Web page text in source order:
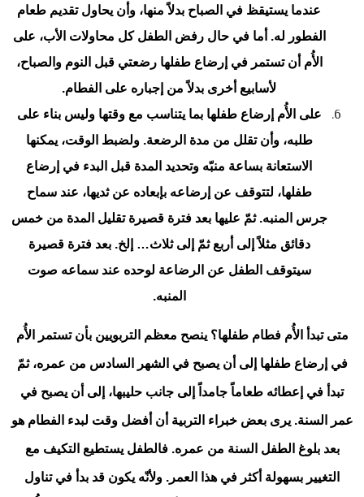
عندما يستيقظ في الصباح بدلاً منها، وأن يحاول تقديم طعام
الفطور له. أما في حال رفض الطفل كل محاولات الأب، على
الأُم أن تستمر في إرضاع طفلها رضعتي قبل النوم والصباح،
لأسابيع أخرى بدلاً من إجباره على الفطام.
على الأُم إرضاع طفلها بما يتناسب مع وقتها وليس بناء على
طلبه، وأن تقلل من مدة الرضعة. ولضبط الوقت، يمكنها
الاستعانة بساعة منبّه وتحديد المدة قبل البدء في إرضاع
طفلها، لتتوقف عن إرضاعه بإبعاده عن ثديها، عند سماح
جرس المنبه. ثمّ عليها بعد فترة قصيرة تقليل المدة من خمس
دقائق مثلاً إلى أربع ثمّ إلى ثلاث… إلخ. بعد فترة قصيرة
سيتوقف الطفل عن الرضاعة لوحده عند سماعه صوت
المنبه.
متى تبدأ الأُم فطام طفلها؟ ينصح معظم التربويين بأن تستمر الأُم
في إرضاع طفلها إلى أن يصبح في الشهر السادس من عمره، ثمّ
تبدأ في إعطائه طعاماً جامداً إلى جانب حليبها، إلى أن يصبح في
عمر السنة. يرى بعض خبراء التربية أن أفضل وقت لبدء الفطام هو
بعد بلوغ الطفل السنة من عمره. فالطفل يستطيع التكيف مع
التغيير بسهولة أكثر في هذا العمر. ولأنّه يكون قد بدأ في تناول